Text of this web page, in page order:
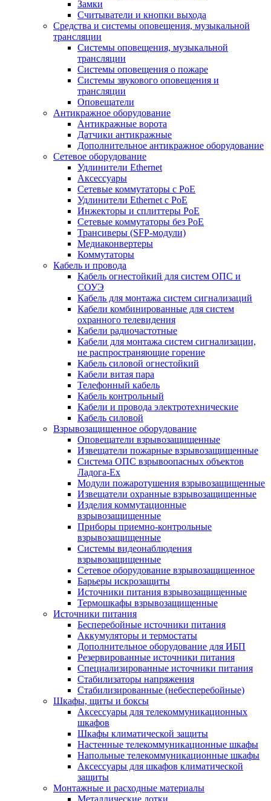
Замки
Считыватели и кнопки выхода
Средства и системы оповещения, музыкальной
трансляции
Системы оповещения, музыкальной
трансляции
Системы оповещения о пожаре
Системы звукового оповещения и
трансляции
Оповещатели
Антикражное оборудование
Антикражные ворота
Датчики антикражные
Дополнительное антикражное оборудование
Сетевое оборудование
Удлинители Ethernet
Аксессуары
Сетевые коммутаторы с РоЕ
Удлинители Ethernet с PoE
Инжекторы и сплиттеры РоЕ
Сетевые коммутаторы без РоЕ
Трансиверы (SFP-модули)
Медиаконвертеры
Коммутаторы
Кабель и провода
Кабель огнестойкий для систем ОПС и
СОУЭ
Кабель для монтажа систем сигнализаций
Кабели комбинированные для систем
охранного телевидения
Кабели радиочастотные
Кабели для монтажа систем сигнализации,
не распространяющие горение
Кабель силовой огнестойкий
Кабели витая пара
Телефонный кабель
Кабель контрольный
Кабели и провода электротехнические
Кабель силовой
Взрывозащищенное оборудование
Оповещатели взрывозащищенные
Извещатели пожарные взрывозащищенные
Система ОПС взрывоопасных объектов
Ладога-Ex
Модули пожаротушения взрывозащищенные
Извещатели охранные взрывозащищенные
Изделия коммутационные
взрывозащищенные
Приборы приемно-контрольные
взрывозащищенные
Системы видеонаблюдения
взрывозащищенные
Сетевое оборудование взрывозащищенное
Барьеры искрозащиты
Источники питания взрывозащищенные
Термошкафы взрывозащищенные
Источники питания
Бесперебойные источники питания
Аккумуляторы и термостаты
Дополнительное оборудование для ИБП
Резервированные источники питания
Специализированные источники питания
Стабилизаторы напряжения
Стабилизированные (небесперебойные)
Шкафы, щиты и боксы
Аксессуары для телекоммуникационных
шкафов
Шкафы климатической защиты
Настенные телекоммуникационные шкафы
Напольные телекоммуникационные шкафы
Аксессуары для шкафов климатической
защиты
Монтажные и расходные материалы
Металлические лотки